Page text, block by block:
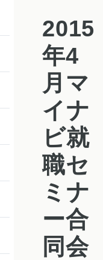
2015
年4
月マ
イナ
ビ就
職セ
ミナ
ー合
同会